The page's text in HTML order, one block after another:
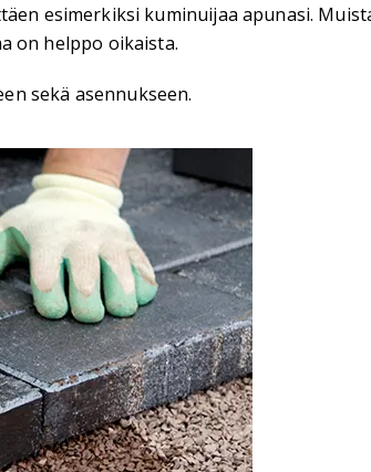
esimerkiksi kuminuijaa apunasi.
on helppo oikaista.
sekä asennukseen.